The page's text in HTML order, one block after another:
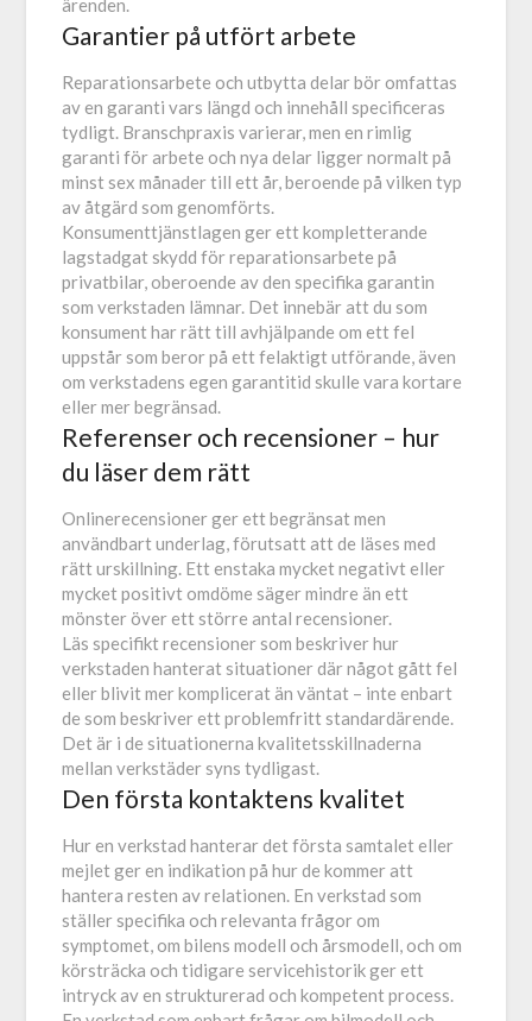
ärenden.
Garantier på utfört arbete
Reparationsarbete och utbytta delar bör omfattas
av en garanti vars längd och innehåll specificeras
tydligt. Branschpraxis varierar, men en rimlig
garanti för arbete och nya delar ligger normalt på
minst sex månader till ett år, beroende på vilken typ
av åtgärd som genomförts.
Konsumenttjänstlagen ger ett kompletterande
lagstadgat skydd för reparationsarbete på
privatbilar, oberoende av den specifika garantin
som verkstaden lämnar. Det innebär att du som
konsument har rätt till avhjälpande om ett fel
uppstår som beror på ett felaktigt utförande, även
om verkstadens egen garantitid skulle vara kortare
eller mer begränsad.
Referenser och recensioner – hur
du läser dem rätt
Onlinerecensioner ger ett begränsat men
användbart underlag, förutsatt att de läses med
rätt urskillning. Ett enstaka mycket negativt eller
mycket positivt omdöme säger mindre än ett
mönster över ett större antal recensioner.
Läs specifikt recensioner som beskriver hur
verkstaden hanterat situationer där något gått fel
eller blivit mer komplicerat än väntat – inte enbart
de som beskriver ett problemfritt standardärende.
Det är i de situationerna kvalitetsskillnaderna
mellan verkstäder syns tydligast.
Den första kontaktens kvalitet
Hur en verkstad hanterar det första samtalet eller
mejlet ger en indikation på hur de kommer att
hantera resten av relationen. En verkstad som
ställer specifika och relevanta frågor om
symptomet, om bilens modell och årsmodell, och om
körsträcka och tidigare servicehistorik ger ett
intryck av en strukturerad och kompetent process.